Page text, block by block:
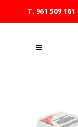
T. 961 509 161